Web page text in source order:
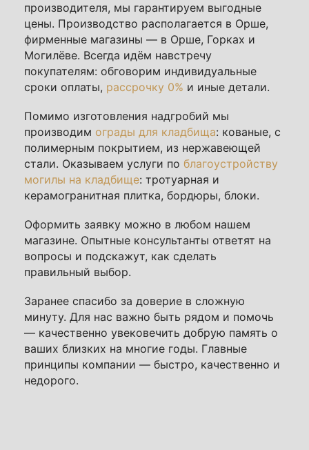
производителя, мы гарантируем выгодные
цены. Производство располагается в Орше,
фирменные магазины — в Орше, Горках и
Могилёве. Всегда идём навстречу
покупателям: обговорим индивидуальные
сроки оплаты, рассрочку 0% и иные детали.
Помимо изготовления надгробий мы
производим ограды для кладбища: кованые, с
полимерным покрытием, из нержавеющей
стали. Оказываем услуги по благоустройству
могилы на кладбище: тротуарная и
керамогранитная плитка, бордюры, блоки.
Оформить заявку можно в любом нашем
магазине. Опытные консультанты ответят на
вопросы и подскажут, как сделать
правильный выбор.
Заранее спасибо за доверие в сложную
минуту. Для нас важно быть рядом и помочь
— качественно увековечить добрую память о
ваших близких на многие годы. Главные
принципы компании — быстро, качественно и
недорого.